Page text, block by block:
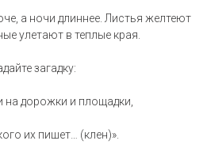
а ночи длиннее. Листья желтеют
улетают в теплые края.
загадку:
на дорожки и площадки,
их пишет… (клен)».